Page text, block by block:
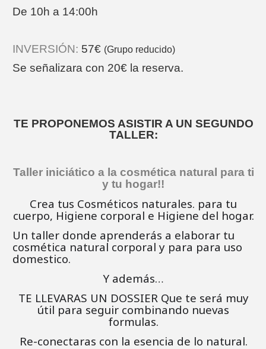
De 10h a 14:00h
INVERSIÓN: 57€ (Grupo reducido)
Se señalizara con 20€ la reserva.
TE PROPONEMOS ASISTIR A UN SEGUNDO
TALLER:
Taller iniciático a la cosmética natural para ti
y tu hogar!!
Crea tus Cosméticos naturales. para tu
cuerpo, Higiene corporal e Higiene del hogar.
Un taller donde aprenderás a elaborar tu
cosmética natural corporal y para para uso
domestico.
Y además…
TE LLEVARAS UN DOSSIER Que te será muy
útil para seguir combinando nuevas
formulas.
Re-conectaras con la esencia de lo natural.